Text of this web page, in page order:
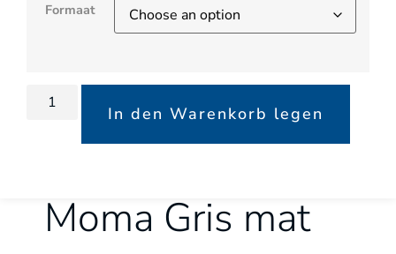
Formaat
In den Warenkorb legen
Moma Gris mat